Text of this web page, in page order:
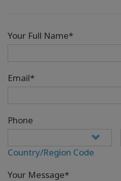
Your Full Name*
Email*
Phone
Country/Region Code
Your Message*